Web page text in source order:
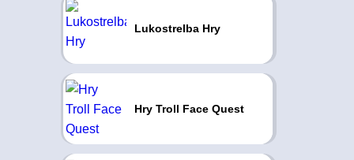
Lukostrelba Hry
Hry Troll Face Quest